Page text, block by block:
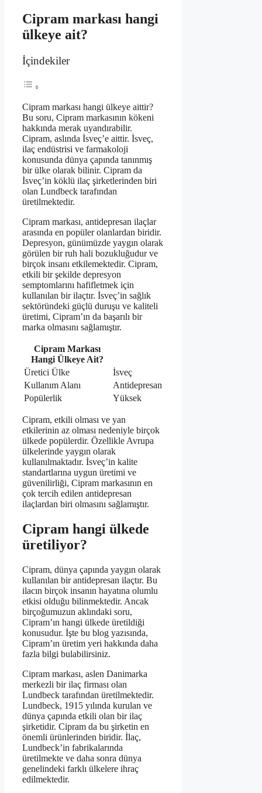
Cipram markası hangi
ülkeye ait?
İçindekiler
Cipram markası hangi ülkeye aittir?
Bu soru, Cipram markasının kökeni
hakkında merak uyandırabilir.
Cipram, aslında İsveç’e aittir. İsveç,
ilaç endüstrisi ve farmakoloji
konusunda dünya çapında tanınmış
bir ülke olarak bilinir. Cipram da
İsveç’in köklü ilaç şirketlerinden biri
olan Lundbeck tarafından
üretilmektedir.
Cipram markası, antidepresan ilaçlar
arasında en popüler olanlardan biridir.
Depresyon, günümüzde yaygın olarak
görülen bir ruh hali bozukluğudur ve
birçok insanı etkilemektedir. Cipram,
etkili bir şekilde depresyon
semptomlarını hafifletmek için
kullanılan bir ilaçtır. İsveç’in sağlık
sektöründeki güçlü duruşu ve kaliteli
üretimi, Cipram’ın da başarılı bir
marka olmasını sağlamıştır.
Cipram Markası
Hangi Ülkeye Ait?
Üretici Ülke
İsveç
Kullanım Alanı
Antidepresan
Popülerlik
Yüksek
Cipram, etkili olması ve yan
etkilerinin az olması nedeniyle birçok
ülkede popülerdir. Özellikle Avrupa
ülkelerinde yaygın olarak
kullanılmaktadır. İsveç’in kalite
standartlarına uygun üretimi ve
güvenilirliği, Cipram markasının en
çok tercih edilen antidepresan
ilaçlardan biri olmasını sağlamıştır.
Cipram hangi ülkede
üretiliyor?
Cipram, dünya çapında yaygın olarak
kullanılan bir antidepresan ilaçtır. Bu
ilacın birçok insanın hayatına olumlu
etkisi olduğu bilinmektedir. Ancak
birçoğumuzun aklındaki soru,
Cipram’ın hangi ülkede üretildiği
konusudur. İşte bu blog yazısında,
Cipram’ın üretim yeri hakkında daha
fazla bilgi bulabilirsiniz.
Cipram markası, aslen Danimarka
merkezli bir ilaç firması olan
Lundbeck tarafından üretilmektedir.
Lundbeck, 1915 yılında kurulan ve
dünya çapında etkili olan bir ilaç
şirketidir. Cipram da bu şirketin en
önemli ürünlerinden biridir. İlaç,
Lundbeck’in fabrikalarında
üretilmekte ve daha sonra dünya
genelindeki farklı ülkelere ihraç
edilmektedir.